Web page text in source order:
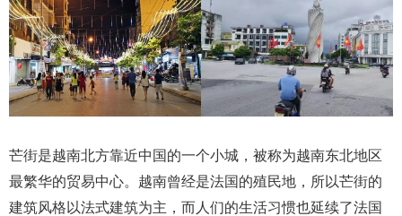
芒街是越南北方靠近中国的一个小城，被称为越南东北地区
最繁华的贸易中心。越南曾经是法国的殖民地，所以芒街的
建筑风格以法式建筑为主，而人们的生活习惯也延续了法国